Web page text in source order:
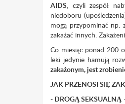
AIDS, czyli zespół
niedoboru
mogą przypominać np.
zakażać innych.
Co miesiąc ponad 200
leki jedynie hamują
zakażonym, jest
JAK PRZENOSI SIĘ
- DROGĄ SEKSUALNĄ